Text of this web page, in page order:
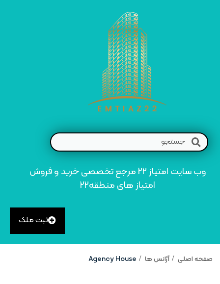
وب سایت امتیاز 22 مرجع تخصصی خرید و فروش
امتیاز های منطقه22
ثبت ملک
صفحه اصلی آژانس ها Agency House